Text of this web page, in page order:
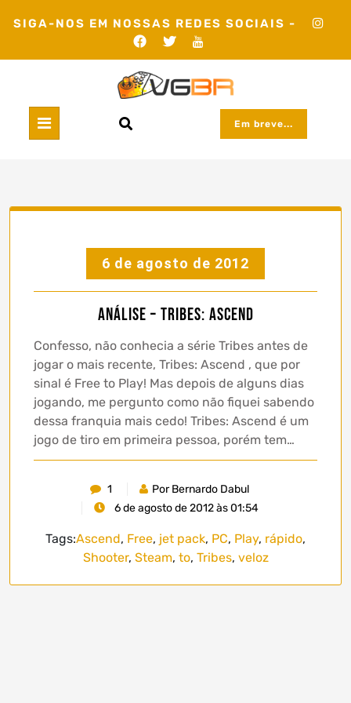
SIGA-NOS EM NOSSAS REDES SOCIAIS -
Em breve...
6 de agosto de 2012
Análise – Tribes: Ascend
Confesso, não conhecia a série Tribes antes de
jogar o mais recente, Tribes: Ascend , que por
sinal é Free to Play! Mas depois de alguns dias
jogando, me pergunto como não fiquei sabendo
dessa franquia mais cedo! Tribes: Ascend é um
jogo de tiro em primeira pessoa, porém tem…
1
Por Bernardo Dabul
6 de agosto de 2012 às 01:54
Tags:Ascend, Free, jet pack, PC, Play, rápido,
Shooter, Steam, to, Tribes, veloz